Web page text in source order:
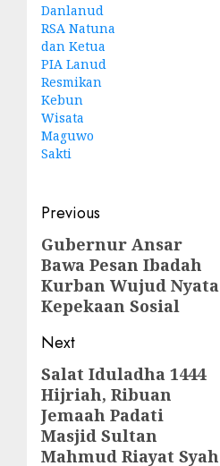
Danlanud
RSA Natuna
dan Ketua
PIA Lanud
Resmikan
Kebun
Wisata
Maguwo
Sakti
Post
navigation
Previous
Previous
post:
Gubernur Ansar
Bawa Pesan Ibadah
Kurban Wujud Nyata
Kepekaan Sosial
Next
Next
post:
Salat Iduladha 1444
Hijriah, Ribuan
Jemaah Padati
Masjid Sultan
Mahmud Riayat Syah